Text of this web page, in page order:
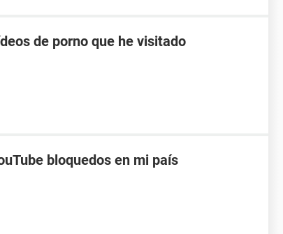
de porno que he visitado
bloquedos en mi país